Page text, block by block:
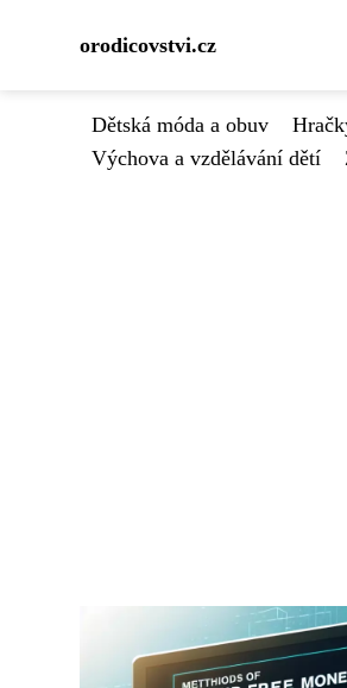
orodicovstvi.cz
Dětská móda a obuv
Výchova a vzdělávání dětí